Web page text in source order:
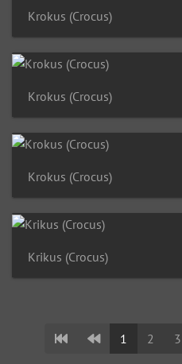
Krokus (Crocus)
Krokus (Crocus)
Krokus (Crocus)
Krikus (Crocus)
1 2 3